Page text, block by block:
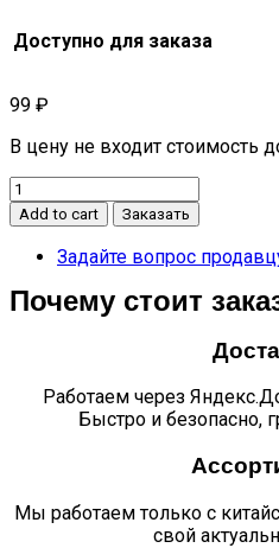
Доступно для заказа
99 ₽
В цену не входит стоимость
Накладка
стеклоподъемника
emgrand
Add to cart Заказать
Задайте вопрос
Почему стоит
Работаем через
Быстро и безопасно,
Мы работаем только с
свой